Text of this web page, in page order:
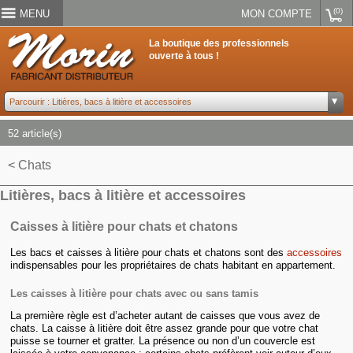
MENU (0)
MON COMPTE
La boutique des professionnels
ouverte à tous !
52 article(s)
< Chats
Litières, bacs à litière et accessoires
Caisses à litière pour chats et chatons
Les bacs et caisses à litière pour chats et chatons sont desaccessoires
indispensables pour les propriétaires de chats habitant en appartement.
Les caisses à litière pour chats avec ou sans tamis
La première règle est d’acheter autant de caisses que vous avez de
chats. La caisse à litière doit être assez grande pour que votre chat
puisse se tourner et gratter. La présence ou non d’un couvercle est